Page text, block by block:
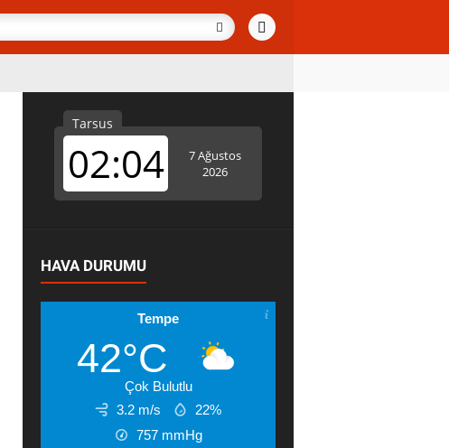
HAVA DURUMU
Tempe
42°C
Çok Bulutlu
3.2 m/s
22%
757 mmHg